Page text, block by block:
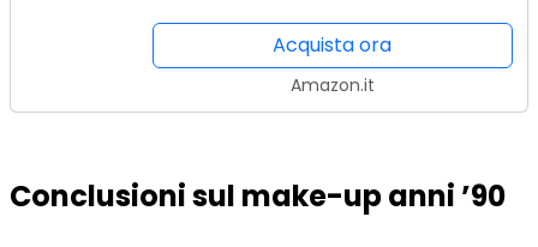
Acquista ora
Amazon.it
Conclusioni sul make-up anni ’90